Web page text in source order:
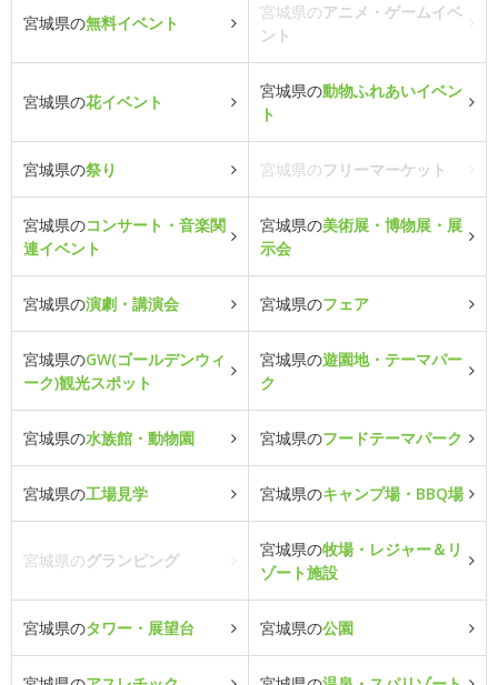
宮城県の無料イベント
宮城県のアニメ・ゲームイベ
ント
宮城県の花イベント
宮城県の動物ふれあいイベン
ト
宮城県の祭り 宮城県のフリーマーケット
宮城県のコンサート・音楽関
連イベント
宮城県の美術展・博物展・展
示会
宮城県の演劇・講演会 宮城県のフェア
宮城県のGW(ゴールデンウィ
ーク)観光スポット
宮城県の遊園地・テーマパー
ク
宮城県の水族館・動物園 宮城県のフードテーマパーク
宮城県の工場見学 宮城県のキャンプ場・BBQ場
宮城県のグランピング
宮城県の牧場・レジャー＆リ
ゾート施設
宮城県のタワー・展望台 宮城県の公園